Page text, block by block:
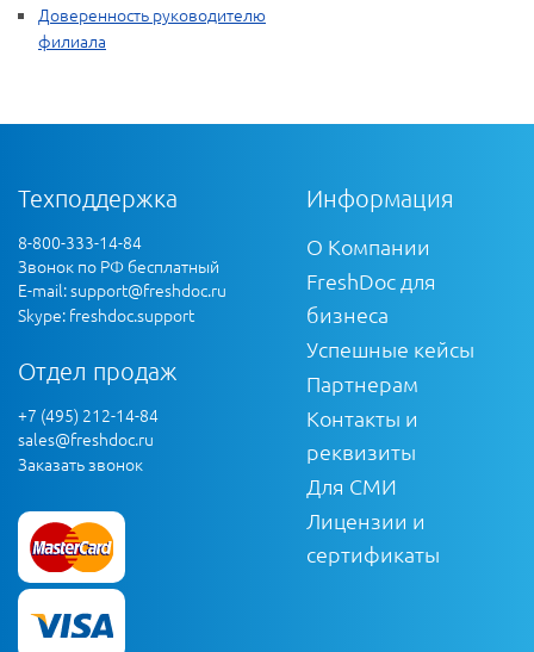
Доверенность руководителю
филиала
Техподдержка
8-800-333-14-84
Звонок по РФ бесплатный
E-mail:support@freshdoc.ru
Skype: freshdoc.support
Отдел продаж
+7 (495) 212-14-84
sales@freshdoc.ru
Заказать звонок
Информация
О Компании
FreshDoc для
бизнеса
Успешные кейсы
Партнерам
Контакты и
реквизиты
Для СМИ
Лицензии и
сертификаты